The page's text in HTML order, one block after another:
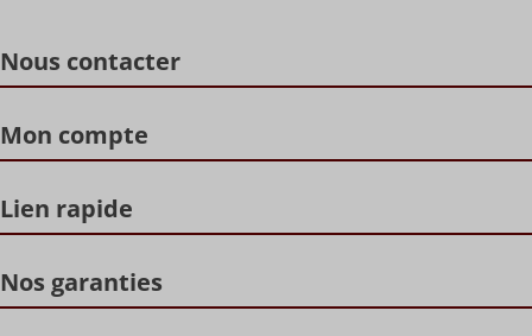
Nous contacter
Mon compte
Lien rapide
Nos garanties